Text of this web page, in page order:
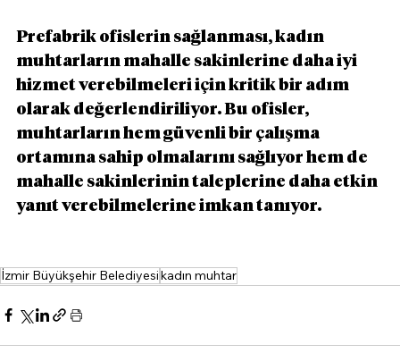
Prefabrik ofislerin sağlanması, kadın
muhtarların mahalle sakinlerine daha iyi
hizmet verebilmeleri için kritik bir adım
olarak değerlendiriliyor. Bu ofisler,
muhtarların hem güvenli bir çalışma
ortamına sahip olmalarını sağlıyor hem de
mahalle sakinlerinin taleplerine daha etkin
yanıt verebilmelerine imkan tanıyor.
İzmir Büyükşehir Belediyesikadın muhtar